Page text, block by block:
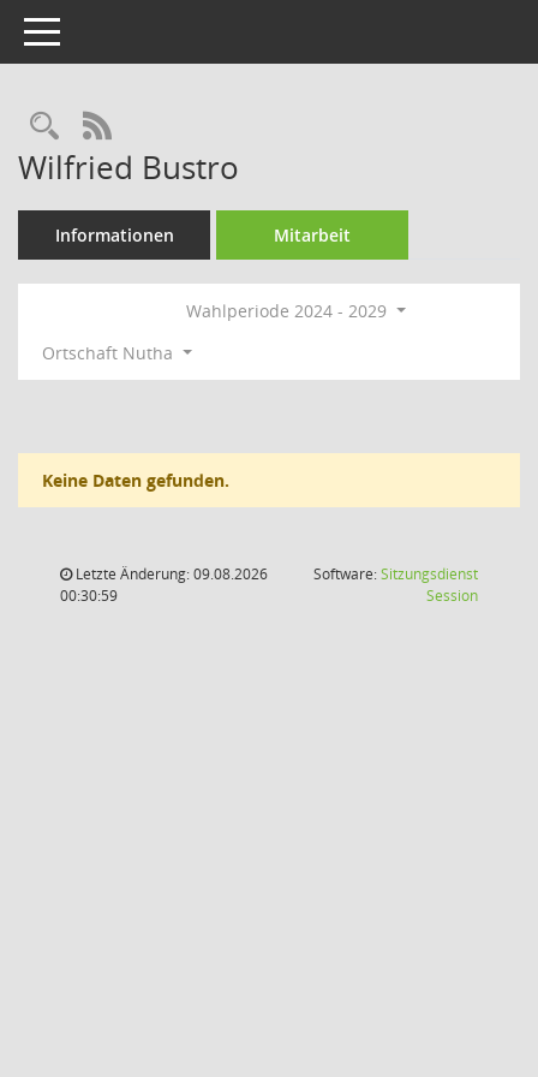
Toggle navigation
Rechercheauswahl
RSS-Feed
Wilfried Bustro
Informationen Mitarbeit
Wahlperiode 2024 - 2029
Ortschaft Nutha
Keine Daten gefunden.
Letzte Änderung: 09.08.2026
00:30:59
Software:Sitzungsdienst
Session(Wird in